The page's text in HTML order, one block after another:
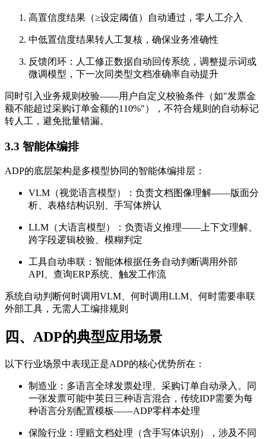
高置信度结果（≥设定阈值）自动通过，零人工介入
中低置信度结果转人工复核，确保业务准确性
反馈闭环：人工修正数据自动回传系统，调整提示词或
微调模型，下一次同类型文档准确率自动提升
同时引入业务规则校验——用户自定义校验条件（如"发票金
额不能超过采购订单金额的110%"），不符合规则的自动标记
转人工，避免批量错漏。
3.3 智能体编排
ADP的底层架构是多模型协同的智能体编排层：
VLM（视觉语言模型）：负责文档图像理解——版面分
析、表格结构识别、手写体辨认
LLM（大语言模型）：负责语义推理——上下文理解、
跨字段逻辑校验、模糊判定
工具自动串联：智能体根据任务自动判断调用外部
API、查询ERP系统、触发工作流
系统自动判断何时调用VLM、何时调用LLM、何时需要串联
外部工具，无需人工编排规则
四、ADP的典型应用场景
以下行业场景中表现正是ADP的核心优势所在：
制造业：多语言全球发票处理、采购订单自动录入。同
一张发票可能中英日三种语言混合，传统IDP需要为每
种语言分别配置模板——ADP零样本处理
保险行业：理赔文档处理（含手写体识别），涉及不同